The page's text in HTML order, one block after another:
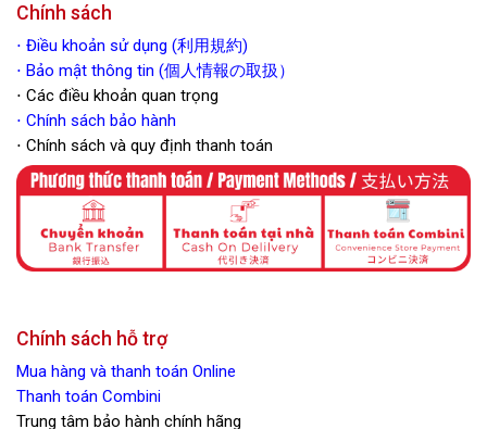
Chính sách
⋅ Điều khoản sử dụng (利用規約)
⋅ Bảo mật thông tin (個人情報の取扱）
⋅ Các điều khoản quan trọng
⋅ Chính sách bảo hành
⋅ Chính sách và quy định thanh toán
Chính sách hỗ trợ
Mua hàng và thanh toán Online
Thanh toán Combini
Trung tâm bảo hành chính hãng